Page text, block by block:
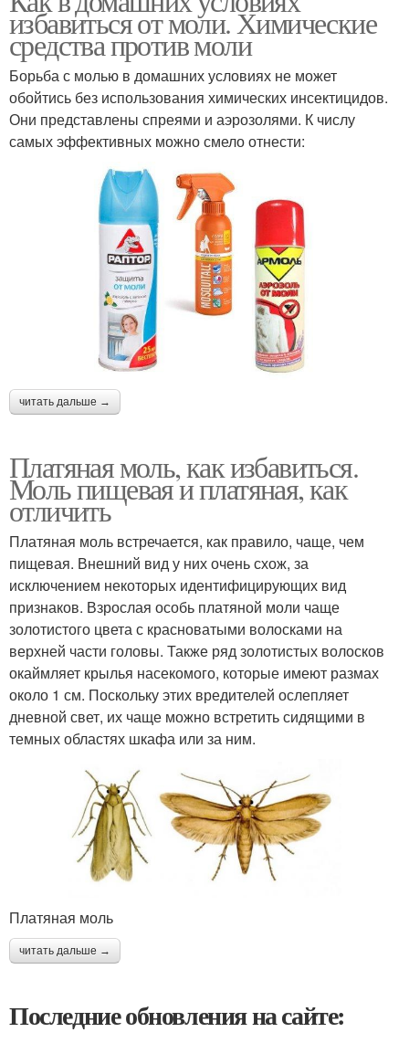
избавиться от моли. Химические
средства против моли
Борьба с молью в домашних условиях не может
обойтись без использования химических инсектицидов.
Они представлены спреями и аэрозолями. К числу
самых эффективных можно смело отнести:
читать дальше →
Платяная моль, как избавиться.
Моль пищевая и платяная, как
отличить
Платяная моль встречается, как правило, чаще, чем
пищевая. Внешний вид у них очень схож, за
исключением некоторых идентифицирующих вид
признаков. Взрослая особь платяной моли чаще
золотистого цвета с красноватыми волосками на
верхней части головы. Также ряд золотистых волосков
окаймляет крылья насекомого, которые имеют размах
около 1 см. Поскольку этих вредителей ослепляет
дневной свет, их чаще можно встретить сидящими в
темных областях шкафа или за ним.
Платяная моль
читать дальше →
Последние обновления на сайте: